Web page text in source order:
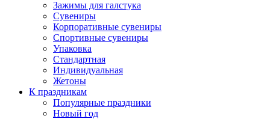
Зажимы для галстука
Сувениры
Корпоративные сувениры
Спортивные сувениры
Упаковка
Стандартная
Индивидуальная
Жетоны
К праздникам
Популярные праздники
Новый год